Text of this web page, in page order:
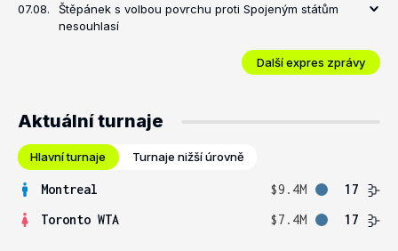
07.08.
Štěpánek s volbou povrchu proti Spojeným státům
nesouhlasí
Další expres zprávy
Aktuální turnaje
Hlavní turnaje Turnaje nižší úrovně
Montreal $9.4M
17
Toronto WTA
$7.4M 17